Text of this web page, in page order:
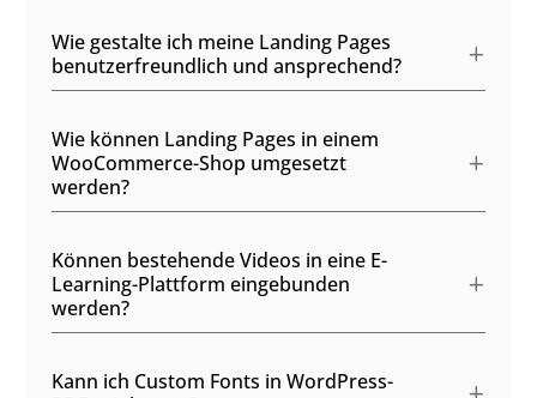
Wie gestalte ich meine Landing Pages
benutzerfreundlich und ansprechend?
Wie können Landing Pages in einem
WooCommerce-Shop umgesetzt
werden?
Können bestehende Videos in eine E-
Learning-Plattform eingebunden
werden?
Kann ich Custom Fonts in WordPress-